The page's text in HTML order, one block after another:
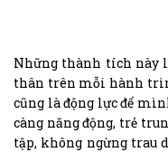
Những thành tích này
thân trên mỗi hành
cũng là động lực để
càng năng động, trẻ
tập, không ngừng trau